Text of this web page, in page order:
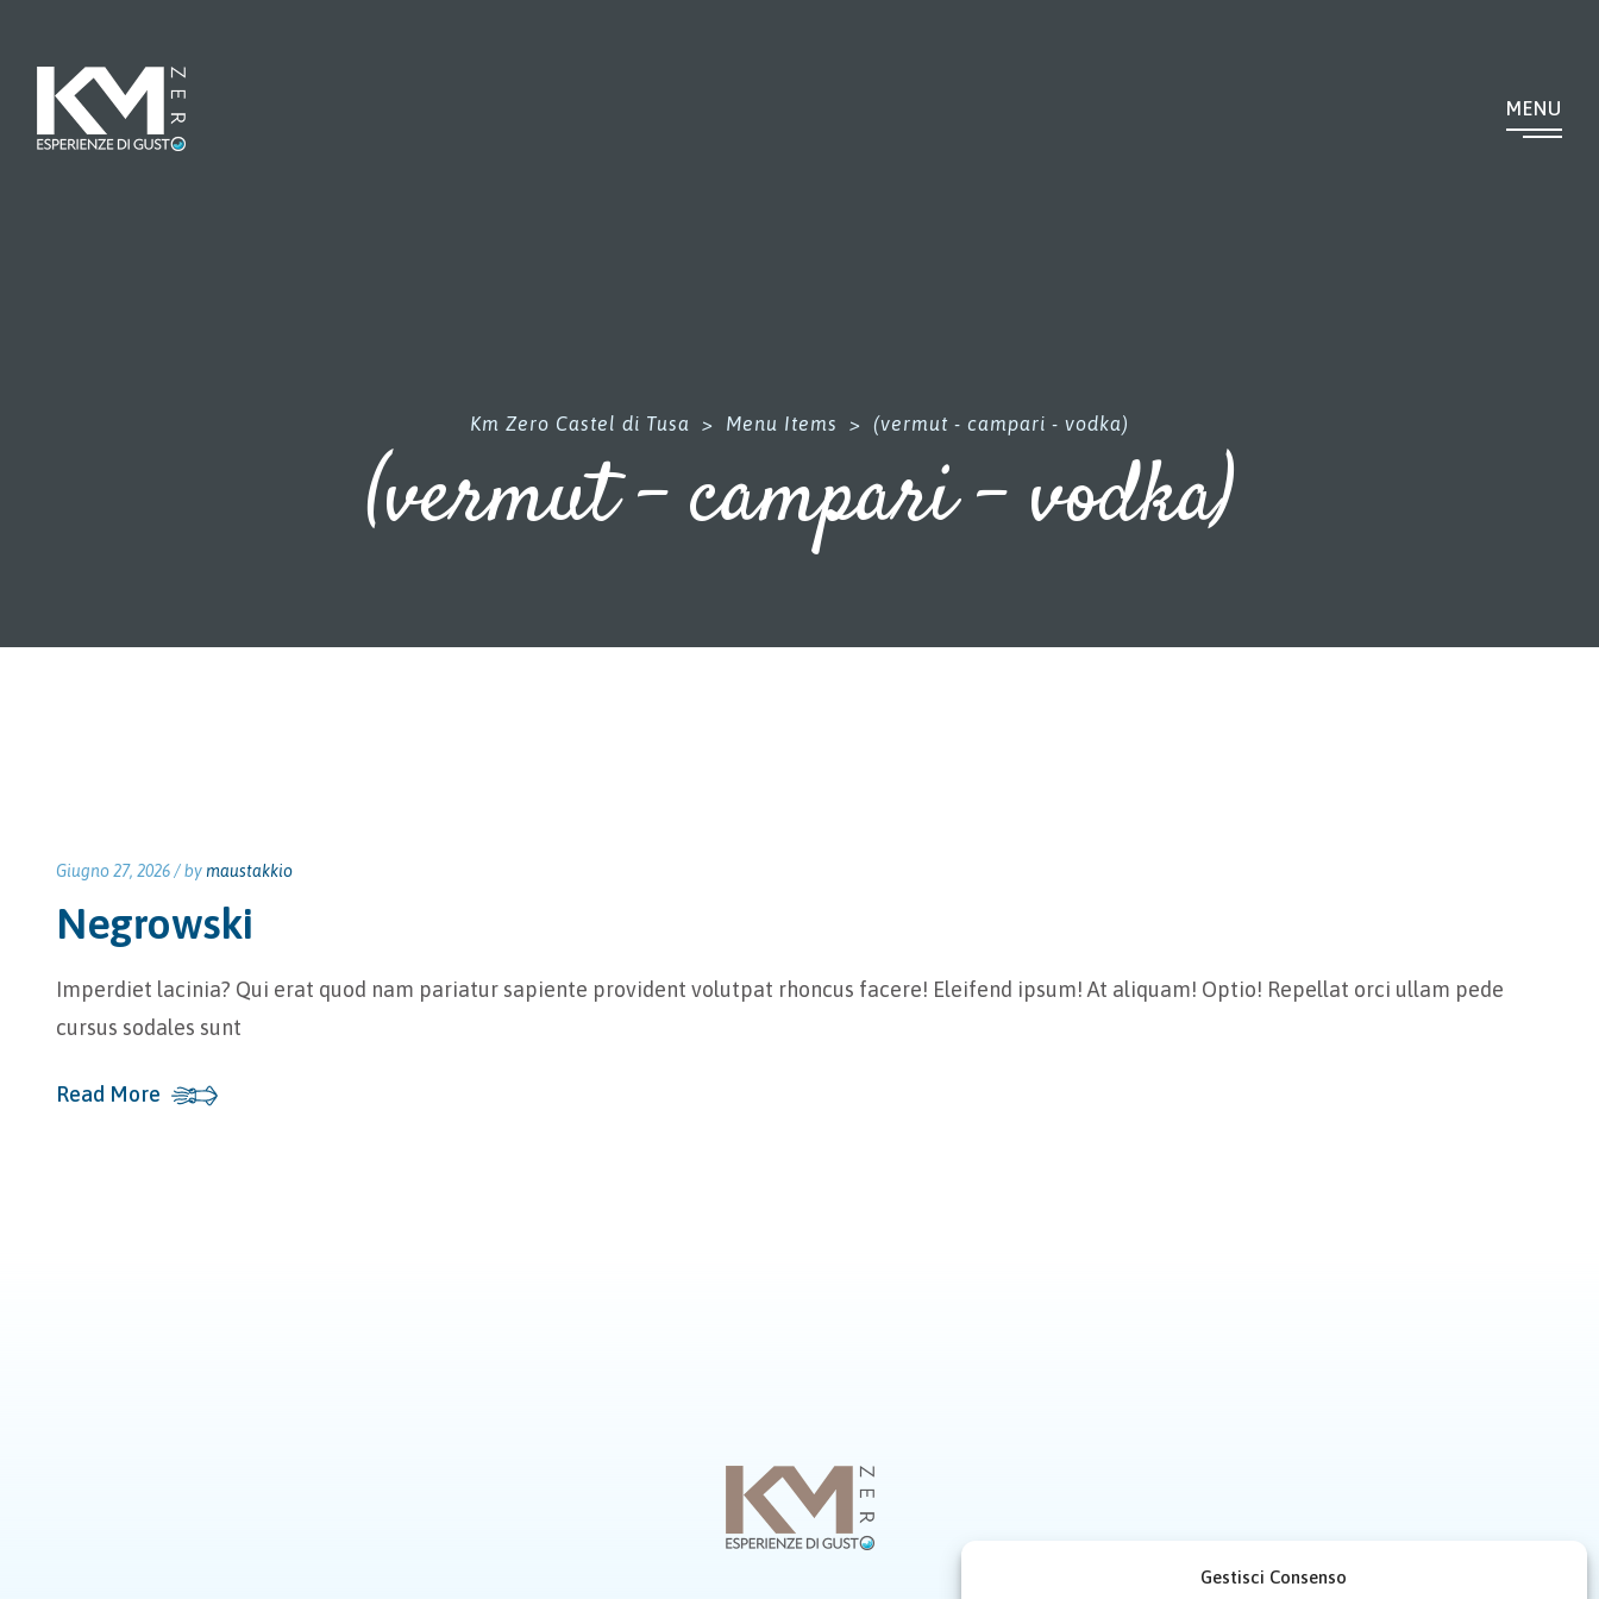
Gestisci Consenso
MENU
Km Zero Castel di Tusa > Menu Items > (vermut - campari - vodka)
(vermut - campari - vodka)
Giugno 27, 2026 /by maustakkio
Negrowski
Imperdiet lacinia? Qui erat quod nam pariatur sapiente provident volutpat rhoncus facere! Eleifend ipsum! At aliquam! Optio! Repellat orci ullam pede
cursus sodales sunt
Read More